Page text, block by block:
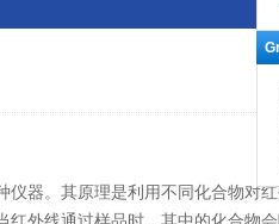
器。其原理是利用不同化合物对